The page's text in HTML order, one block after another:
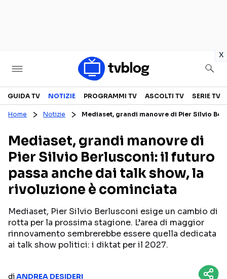
x
Televisione
CANALI TV
PROGRAMMI TV
PERSONAGGI TV
SERIE TV
REALITY SHOW
FICTION
Streaming
NETFLIX
MEDIASET INFINITY
GUIDA TV NOTIZIE PROGRAMMI TV ASCOLTI TV SERIE TV
Home Notizie Mediaset, grandi manovre di Pier Silvio
Mediaset, grandi manovre di
Pier Silvio Berlusconi: il futuro
passa anche dai talk show, la
rivoluzione è cominciata
Mediaset, Pier Silvio Berlusconi esige un cambio di
rotta per la prossima stagione. L’area di maggior
rinnovamento sembrerebbe essere quella dedicata
ai talk show politici: i diktat per il 2027.
diANDREA DESIDERI